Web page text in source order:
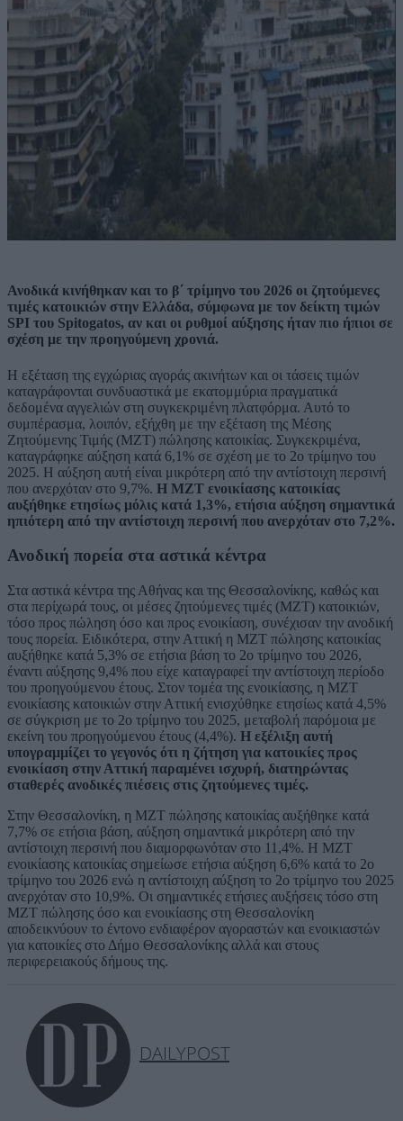
Ανοδικά κινήθηκαν και το β΄ τρίμηνο του 2026 οι ζητούμενες
τιμές κατοικιών στην Ελλάδα, σύμφωνα με τον δείκτη τιμών
SPI του Spitogatos, αν και οι ρυθμοί αύξησης ήταν πιο ήπιοι σε
σχέση με την προηγούμενη χρονιά.
Η εξέταση της εγχώριας αγοράς ακινήτων και οι τάσεις τιμών
καταγράφονται συνδυαστικά με εκατομμύρια πραγματικά
δεδομένα αγγελιών στη συγκεκριμένη πλατφόρμα. Αυτό το
συμπέρασμα, λοιπόν, εξήχθη με την εξέταση της Μέσης
Ζητούμενης Τιμής (ΜΖΤ) πώλησης κατοικίας. Συγκεκριμένα,
καταγράφηκε αύξηση κατά 6,1% σε σχέση με το 2ο τρίμηνο του
2025. H αύξηση αυτή είναι μικρότερη από την αντίστοιχη περσινή
που ανερχόταν στο 9,7%. Η ΜΖΤ ενοικίασης κατοικίας
αυξήθηκε ετησίως μόλις κατά 1,3%, ετήσια αύξηση σημαντικά
ηπιότερη από την αντίστοιχη περσινή που ανερχόταν στο 7,2%.
Ανοδική πορεία στα αστικά κέντρα
Στα αστικά κέντρα της Αθήνας και της Θεσσαλονίκης, καθώς και
στα περίχωρά τους, οι μέσες ζητούμενες τιμές (ΜΖΤ) κατοικιών,
τόσο προς πώληση όσο και προς ενοικίαση, συνέχισαν την ανοδική
τους πορεία. Ειδικότερα, στην Αττική η ΜΖΤ πώλησης κατοικίας
αυξήθηκε κατά 5,3% σε ετήσια βάση το 2ο τρίμηνο του 2026,
έναντι αύξησης 9,4% που είχε καταγραφεί την αντίστοιχη περίοδο
του προηγούμενου έτους. Στον τομέα της ενοικίασης, η ΜΖΤ
ενοικίασης κατοικιών στην Αττική ενισχύθηκε ετησίως κατά 4,5%
σε σύγκριση με το 2ο τρίμηνο του 2025, μεταβολή παρόμοια με
εκείνη του προηγούμενου έτους (4,4%). Η εξέλιξη αυτή
υπογραμμίζει το γεγονός ότι η ζήτηση για κατοικίες προς
ενοικίαση στην Αττική παραμένει ισχυρή, διατηρώντας
σταθερές ανοδικές πιέσεις στις ζητούμενες τιμές.
Στην Θεσσαλονίκη, η ΜΖΤ πώλησης κατοικίας αυξήθηκε κατά
7,7% σε ετήσια βάση, αύξηση σημαντικά μικρότερη από την
αντίστοιχη περσινή που διαμορφωνόταν στο 11,4%. Η ΜΖΤ
ενοικίασης κατοικίας σημείωσε ετήσια αύξηση 6,6% κατά το 2ο
τρίμηνο του 2026 ενώ η αντίστοιχη αύξηση το 2ο τρίμηνο του 2025
ανερχόταν στο 10,9%. Οι σημαντικές ετήσιες αυξήσεις τόσο στη
ΜΖΤ πώλησης όσο και ενοικίασης στη Θεσσαλονίκη
αποδεικνύουν το έντονο ενδιαφέρον αγοραστών και ενοικιαστών
για κατοικίες στο Δήμο Θεσσαλονίκης αλλά και στους
περιφερειακούς δήμους της.
DAILYPOST